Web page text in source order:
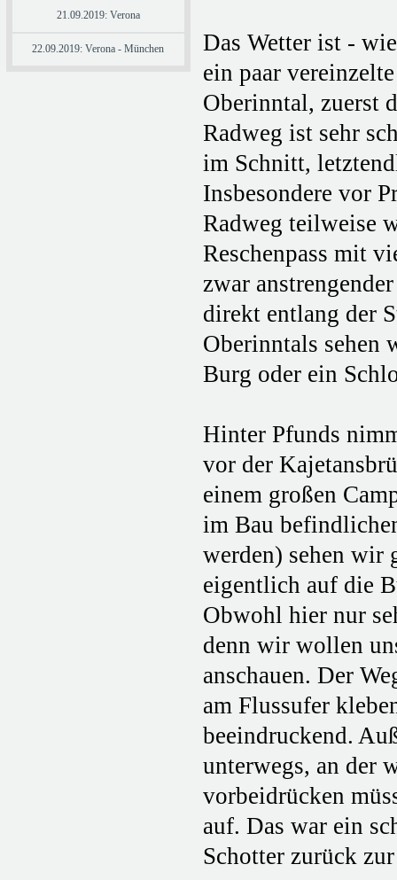
21.09.2019: Verona
22.09.2019: Verona - München
Das Wetter ist -
ein paar
Oberinntal, zuerst
Radweg ist sehr
im Schnitt,
Insbesondere vor
Radweg teilweise
Reschenpass mit
zwar
direkt entlang der
Oberinntals sehen
Burg oder ein
Hinter Pfunds
vor der
einem großen
im Bau
werden) sehen wir
eigentlich auf die
Obwohl hier nur
denn wir wollen
anschauen. Der
am Flussufer
beeindruckend.
unterwegs, an der
vorbeidrücken
auf. Das war ein
Schotter zurück